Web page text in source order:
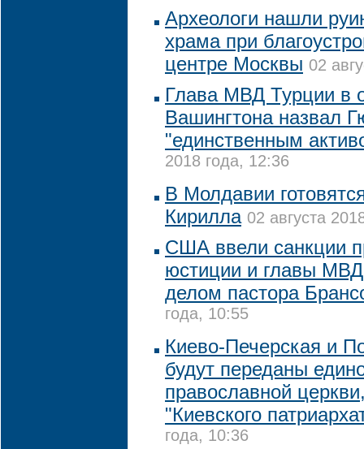
Археологи нашли
храма при
центре Москвы 02
Глава МВД Турции в
Вашингтона назвал
"единственным
2018 года, 12:36
В Молдавии
Кирилла 02 августа
США ввели санкции
юстиции и главы
делом пастора
года, 10:55
Киево-Печерская и
будут переданы
православной
"Киевского
года, 10:36